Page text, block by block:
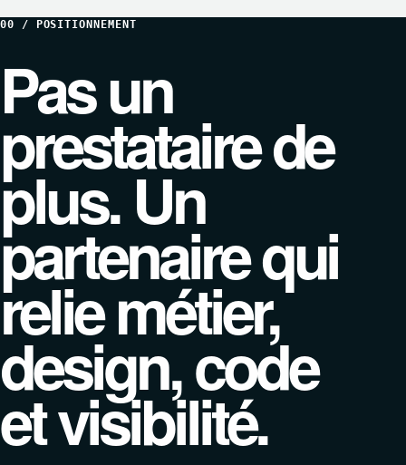
00 / POSITIONNEMENT
Pas un
prestataire de
plus. Un
partenaire qui
relie métier,
design, code
et visibilité.